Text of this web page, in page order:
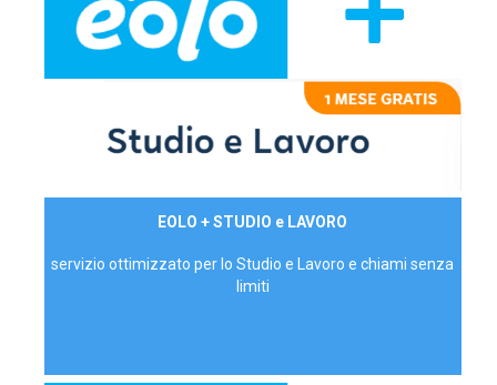
EOLO + STUDIO e LAVORO
servizio ottimizzato per lo Studio e Lavoro e chiami senza
limiti